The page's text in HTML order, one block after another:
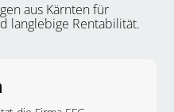
aus Kärnten für
langlebige Rentabilität.